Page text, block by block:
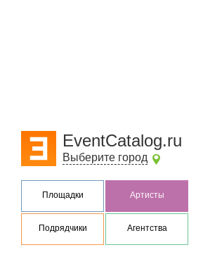
EventCatalog.ru
Выберите город
Площадки Артисты
Подрядчики Агентства